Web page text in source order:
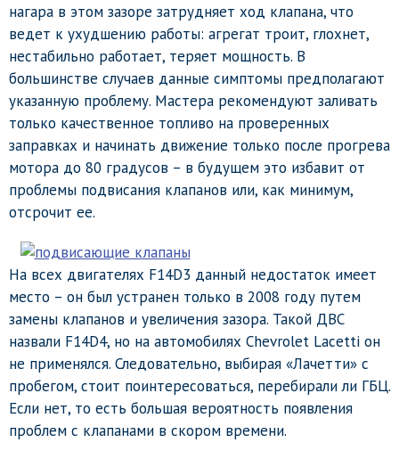
нагара в этом зазоре затрудняет ход клапана, что
ведет к ухудшению работы: агрегат троит, глохнет,
нестабильно работает, теряет мощность. В
большинстве случаев данные симптомы предполагают
указанную проблему. Мастера рекомендуют заливать
только качественное топливо на проверенных
заправках и начинать движение только после прогрева
мотора до 80 градусов – в будущем это избавит от
проблемы подвисания клапанов или, как минимум,
отсрочит ее.
На всех двигателях F14D3 данный недостаток имеет
место – он был устранен только в 2008 году путем
замены клапанов и увеличения зазора. Такой ДВС
назвали F14D4, но на автомобилях Chevrolet Lacetti он
не применялся. Следовательно, выбирая «Лачетти» с
пробегом, стоит поинтересоваться, перебирали ли ГБЦ.
Если нет, то есть большая вероятность появления
проблем с клапанами в скором времени.